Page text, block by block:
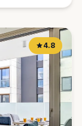
4.8